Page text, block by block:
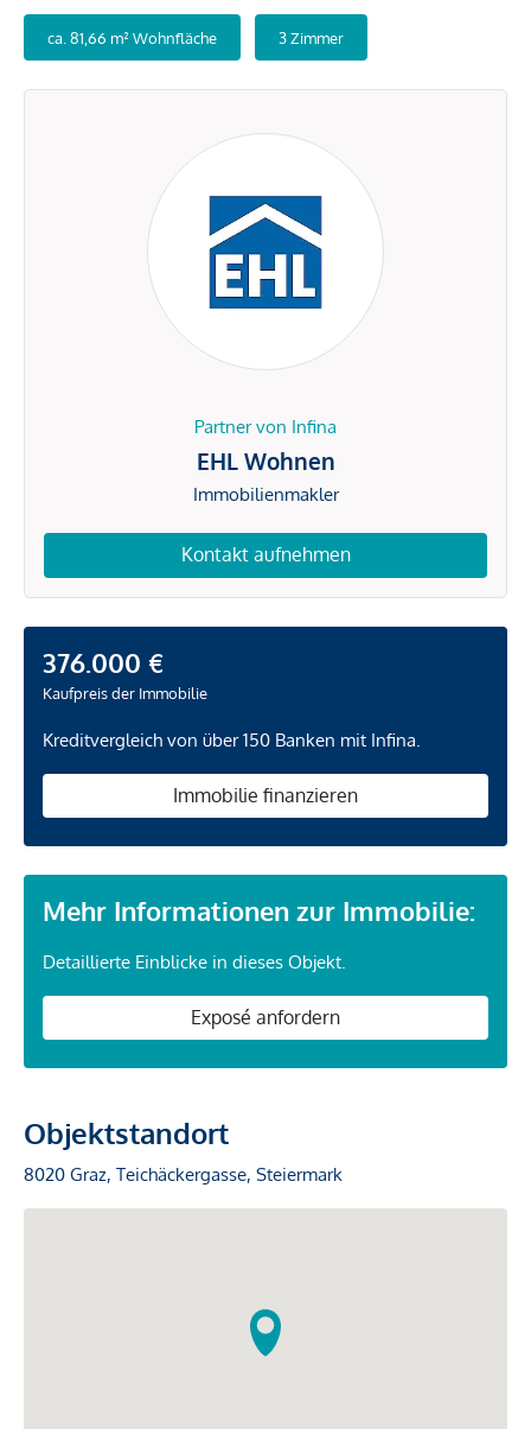
ca. 81,66 m² Wohnfläche 3 Zimmer
Partner von Infina
EHL Wohnen
Immobilienmakler
Kontakt aufnehmen
376.000 €
Kaufpreis der Immobilie
Kreditvergleich von über 150 Banken mit Infina.
Immobilie finanzieren
Mehr Informationen zur Immobilie:
Detaillierte Einblicke in dieses Objekt.
Exposé anfordern
Objektstandort
8020 Graz, Teichäckergasse, Steiermark